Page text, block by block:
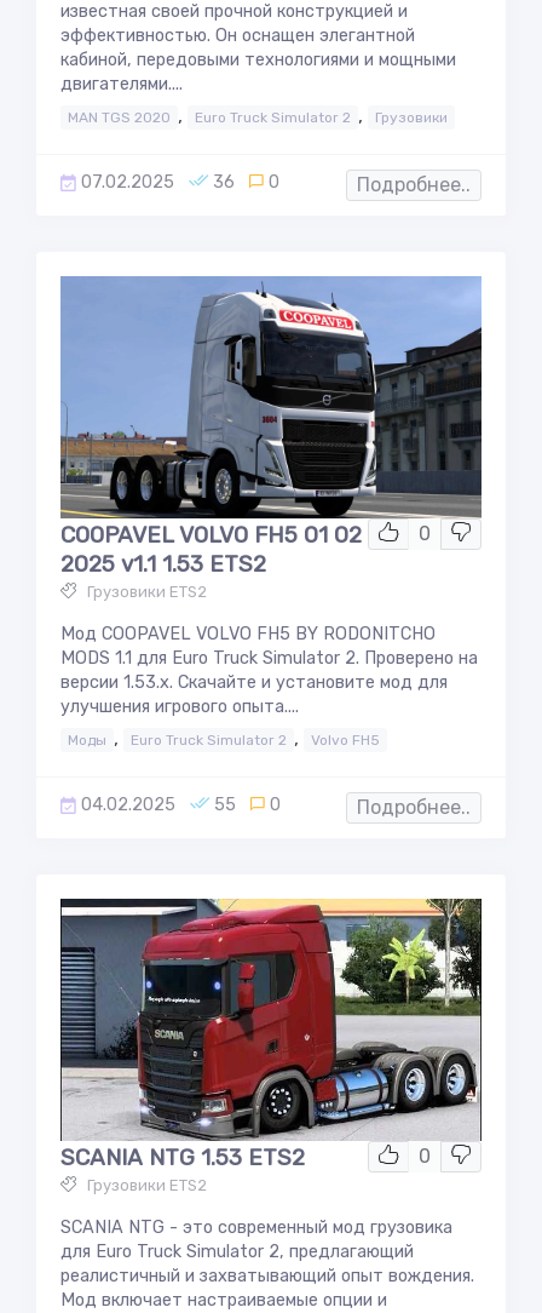
известная своей прочной конструкцией и
эффективностью. Он оснащен элегантной
кабиной, передовыми технологиями и мощными
двигателями....
MAN TGS 2020 , Euro Truck Simulator 2 , Грузовики
07.02.2025 36 0 Подробнее..
0
COOPAVEL VOLVO FH5 01 02
2025 v1.1 1.53 ETS2
Грузовики ETS2
Мод COOPAVEL VOLVO FH5 BY RODONITCHO
MODS 1.1 для Euro Truck Simulator 2. Проверено на
версии 1.53.x. Скачайте и установите мод для
улучшения игрового опыта....
Моды , Euro Truck Simulator 2 , Volvo FH5
04.02.2025 55 0 Подробнее..
0
SCANIA NTG 1.53 ETS2
Грузовики ETS2
SCANIA NTG - это современный мод грузовика
для Euro Truck Simulator 2, предлагающий
реалистичный и захватывающий опыт вождения.
Мод включает настраиваемые опции и